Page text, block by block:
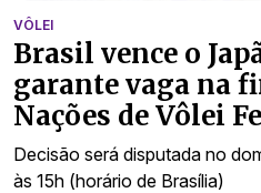
VÔLEI
Brasil vence o
garante vaga na
Nações de Vôlei
Decisão será disputada no
às 15h (horário de Brasília)